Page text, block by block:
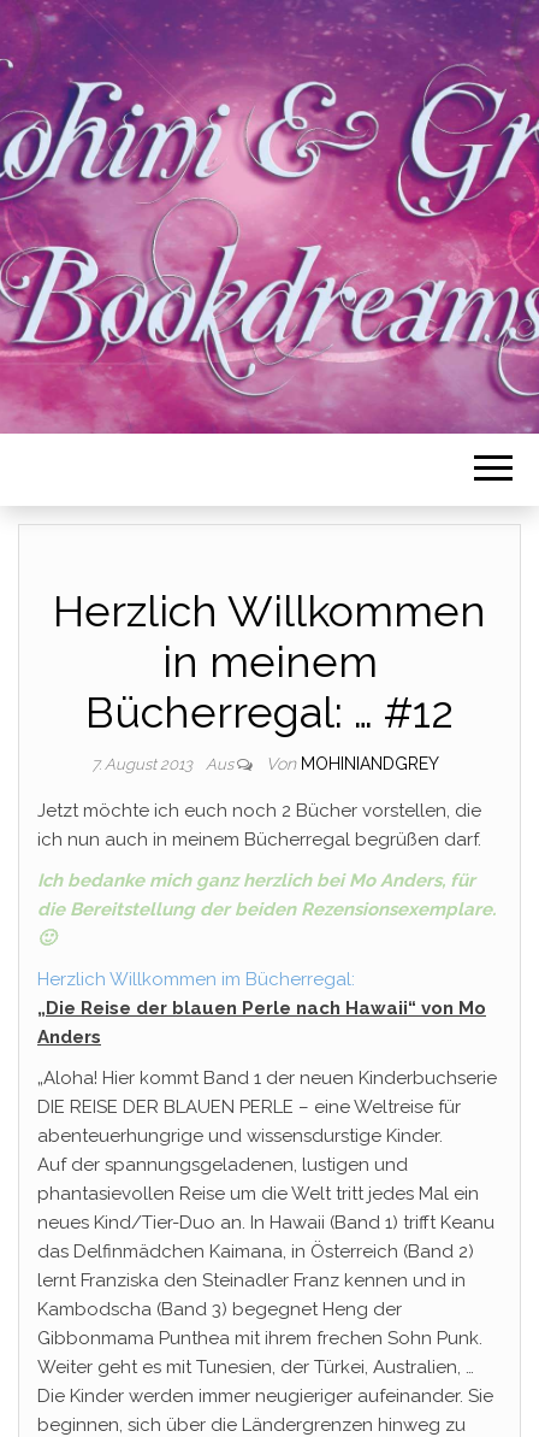
Herzlich Willkommen
in meinem
Bücherregal: … #12
7. August 2013 Aus Von MOHINIANDGREY
Jetzt möchte ich euch noch 2 Bücher vorstellen, die
ich nun auch in meinem Bücherregal begrüßen darf.
Ich bedanke mich ganz herzlich bei Mo Anders, für
die Bereitstellung der beiden Rezensionsexemplare.
🙂
Herzlich Willkommen im Bücherregal:
„Die Reise der blauen Perle nach Hawaii“ von Mo
Anders
„Aloha! Hier kommt Band 1 der neuen Kinderbuchserie
DIE REISE DER BLAUEN PERLE – eine Weltreise für
abenteuerhungrige und wissensdurstige Kinder.
Auf der spannungsgeladenen, lustigen und
phantasievollen Reise um die Welt tritt jedes Mal ein
neues Kind/Tier-Duo an. In Hawaii (Band 1) trifft Keanu
das Delfinmädchen Kaimana, in Österreich (Band 2)
lernt Franziska den Steinadler Franz kennen und in
Kambodscha (Band 3) begegnet Heng der
Gibbonmama Punthea mit ihrem frechen Sohn Punk.
Weiter geht es mit Tunesien, der Türkei, Australien, …
Die Kinder werden immer neugieriger aufeinander. Sie
beginnen, sich über die Ländergrenzen hinweg zu